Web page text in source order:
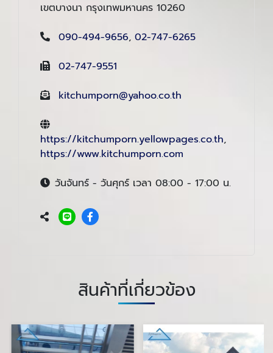
เขตบางนา กรุงเทพมหานคร 10260
090-494-9656, 02-747-6265
02-747-9551
kitchumporn@yahoo.co.th
https://kitchumporn.yellowpages.co.th,
https://www.kitchumporn.com
วันจันทร์ - วันศุกร์ เวลา 08:00 - 17:00 น.
สินค้าที่เกี่ยวข้อง